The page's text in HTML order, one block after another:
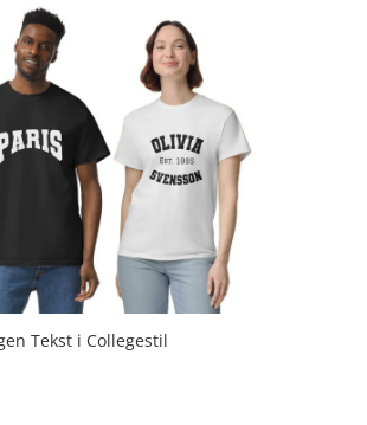
Tekst i Collegestil